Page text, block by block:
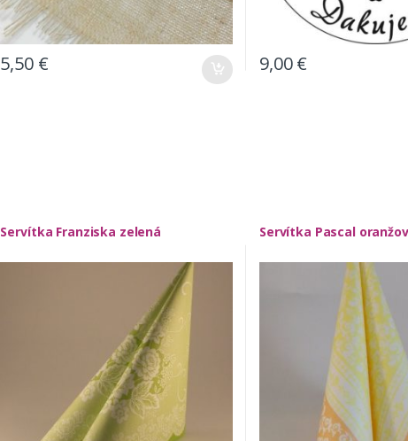
5,50 € 9,00€
Servítka Franziska zelená Servítka Pascal